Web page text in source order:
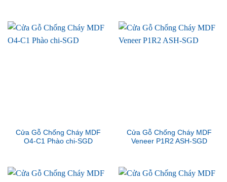
Cửa Gỗ Chống Cháy MDF
O4-C1 Phào chi-SGD
Cửa Gỗ Chống Cháy MDF
Veneer P1R2 ASH-SGD